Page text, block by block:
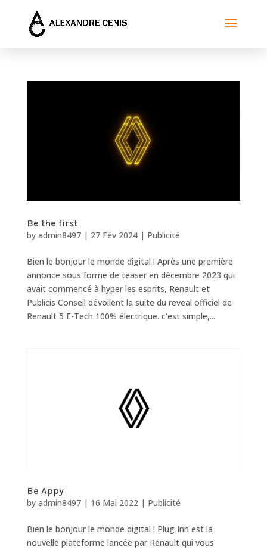
Be the first
by admin8497| 27 Fév 2024| Publicité
Bien le bonjour le monde digital ! Après une première
annonce sous forme de teaser en décembre 2023 qui
avait commencé à hyper les esprits, Renault et
Publicis Conseil dévoilent la suite du reveal officiel de
Renault 5 E-Tech 100% électrique. c’est simple,...
Be Appy
by admin8497| 16 Mai 2022| Publicité
Bien le bonjour le monde digital ! Plug Inn est la
nouvelle plateforme lancée par Renault qui vous